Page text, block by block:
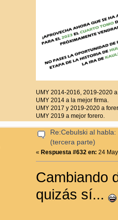
UMY 2014-2016, 2019-2020
UMY 2014 a la mejor firma.
UMY 2017 y 2019-2020 a
UMY 2019 a mejor forero.
Re:Cebulski al
(tercera parte)
« Respuesta #632 en: 24
Cambiando
quizás sí...